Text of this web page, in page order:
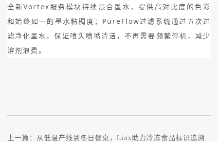
全新Vortex服务模块持续混合墨水，提供高对比度的色彩
和始终如一的墨水粘稠度；PureFlow过滤系统通过五次过
滤净化墨水，保证喷头喷嘴清洁，不再需要频繁停机，减少
溶剂浪费。
上一篇： 从低温产线到冬日餐桌，Linx助力冷冻食品标识追溯